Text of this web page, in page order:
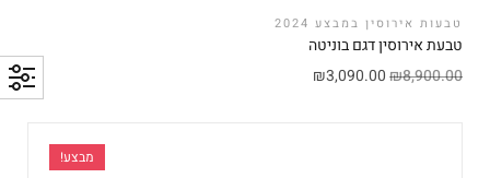
טבעות אירוסין במבצע 2024
טבעת אירוסין דגם בוניטה
₪8,900.00
₪3,090.00
מבצע!